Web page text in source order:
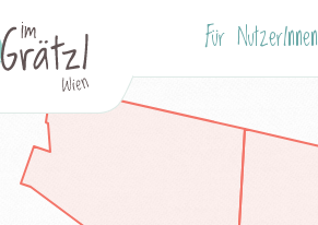
Für NutzerInnen